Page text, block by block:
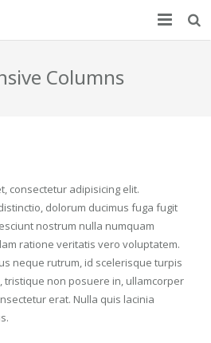
Columns
consectetur adipisicing elit.
dolorum ducimus fuga fugit
nostrum nulla numquam
ratione veritatis vero voluptatem.
neque rutrum, id scelerisque turpis
tristique non posuere in, ullamcorper
erat. Nulla quis lacinia